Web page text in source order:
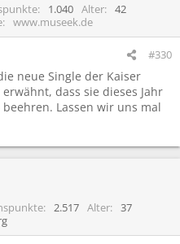
1.040 Alter
42
www.museek.de
#330
neue Single der Kaiser
dass sie dieses Jahr
beehren. Lassen wir uns mal
2.517 Alter
37